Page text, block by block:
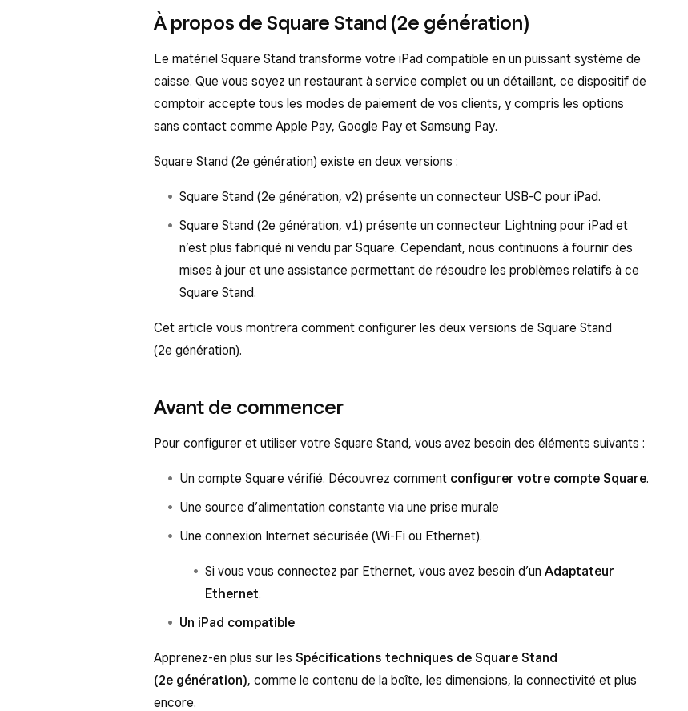
À propos de Square Stand (2e génération)
Le matériel Square Stand transforme votre iPad compatible en un puissant système de
caisse. Que vous soyez un restaurant à service complet ou un détaillant, ce dispositif de
comptoir accepte tous les modes de paiement de vos clients, y compris les options
sans contact comme Apple Pay, Google Pay et Samsung Pay.
Square Stand (2e génération) existe en deux versions :
Square Stand (2e génération, v2) présente un connecteur USB-C pour iPad.
Square Stand (2e génération, v1) présente un connecteur Lightning pour iPad et
n’est plus fabriqué ni vendu par Square. Cependant, nous continuons à fournir des
mises à jour et une assistance permettant de résoudre les problèmes relatifs à ce
Square Stand.
Cet article vous montrera comment configurer les deux versions de Square Stand
(2e génération).
Avant de commencer
Pour configurer et utiliser votre Square Stand, vous avez besoin des éléments suivants :
Un compte Square vérifié. Découvrez comment configurer votre compte Square.
Une source d’alimentation constante via une prise murale
Une connexion Internet sécurisée (Wi-Fi ou Ethernet).
Si vous vous connectez par Ethernet, vous avez besoin d’un Adaptateur
Ethernet.
Un iPad compatible
Apprenez-en plus sur les Spécifications techniques de Square Stand
(2e génération), comme le contenu de la boîte, les dimensions, la connectivité et plus
encore.